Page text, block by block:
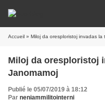
Accueil » Miloj da oresploristoj invadas la
Miloj da oresploristoj
Janomamoj
Publié le 05/07/2019 à 18:12
Par neniammilitointerni